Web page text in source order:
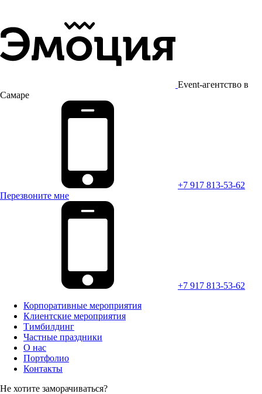
Event-агентство в
Самаре
+7 917 813-53-62
Перезвоните мне
+7 917 813-53-62
Корпоративные мероприятия
Клиентские мероприятия
Тимбилдинг
Частные праздники
О нас
Портфолио
Контакты
Не хотите заморачиваться?